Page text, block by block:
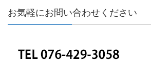
お気軽にお問い合わせください